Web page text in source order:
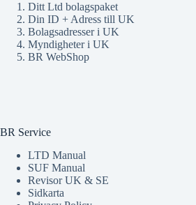
Ditt Ltd bolagspaket
Din ID + Adress till UK
Bolagsadresser i UK
Myndigheter i UK
BR WebShop
BR Service
LTD Manual
SUF Manual
Revisor UK & SE
Sidkarta